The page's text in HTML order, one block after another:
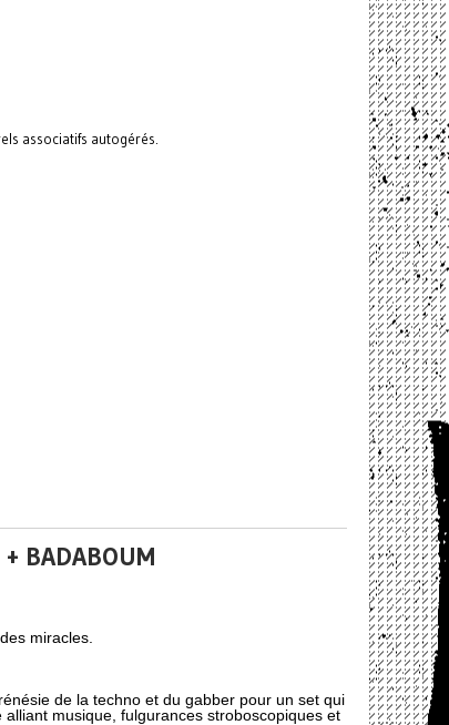
associatifs autogérés.
BADABOUM
miracles.
de la techno et du gabber pour un set qui
musique, fulgurances stroboscopiques et